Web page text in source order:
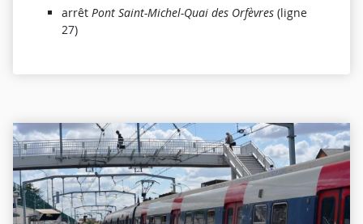
arrêt Pont Saint-Michel-Quai des Orfèvres (ligne
27)